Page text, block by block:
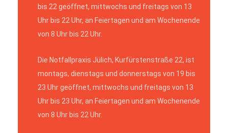
bis 22 geöffnet, mittwochs und freitags von 13
Uhr bis 22 Uhr, an Feiertagen und am Wochenende
von 8 Uhr bis 22 Uhr.
Die Notfallpraxis Jülich, Kurfürstenstraße 22, ist
montags, dienstags und donnerstags von 19 bis
23 Uhr geöffnet, mittwochs und freitags von 13
Uhr bis 23 Uhr, an Feiertagen und am Wochenende
von 8 Uhr bis 22 Uhr.